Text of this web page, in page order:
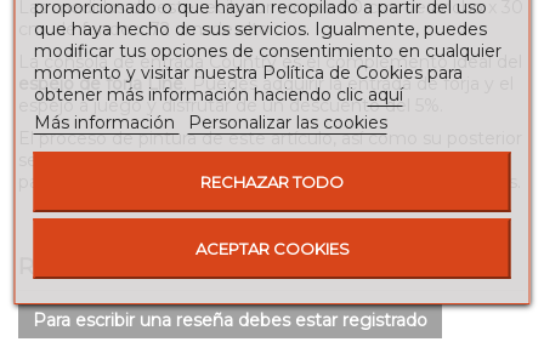
Las medidas de este recibidor son de 80 cm. de ancho x 30
cm. de fondo x 72 cm. de alto.
La consola de entrada Country es el complemento ideal del
espejo de forja Line. Puedes adquirir la entrada de forja y el
espejo a juego y disfrutar de un descuento del 5%.
El proceso de pintura de este artículo, así como su posterior
secado al horno, garantizan un acabado de primera calidad
para cualquiera de las terminaciones de la paleta de colores.
Para escribir una reseña debes estar registrado
proporcionado o que hayan recopilado a partir del uso
que haya hecho de sus servicios. Igualmente, puedes
modificar tus opciones de consentimiento en cualquier
momento y visitar nuestra Política de Cookies para
obtener más información haciendo clic aquí
Más información
Personalizar las cookies
RECHAZAR TODO
ACEPTAR COOKIES